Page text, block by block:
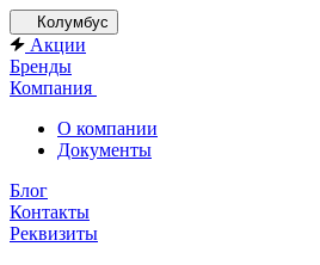
Колумбус
Акции
Бренды
Компания
О компании
Документы
Блог
Контакты
Реквизиты